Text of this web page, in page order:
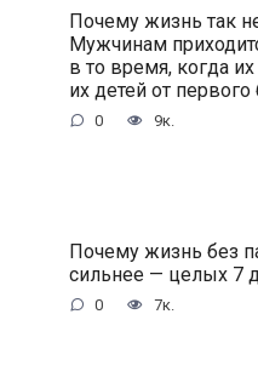
Почему жизнь так
Мужчинам
в то время, когда
их детей от первого
0 9к.
Почему жизнь без
сильнее — целых 7
0 7к.